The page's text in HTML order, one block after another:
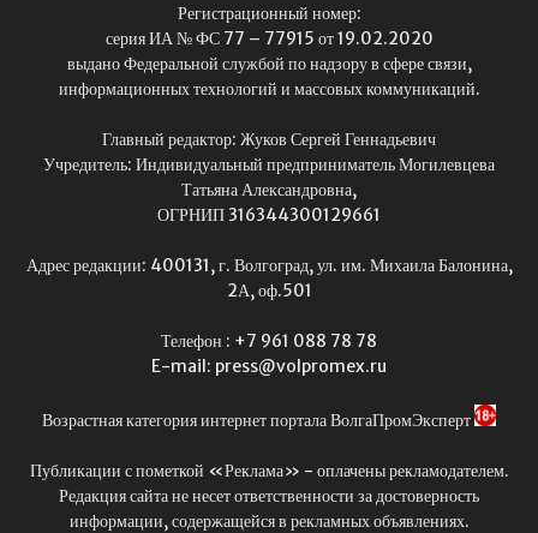
Регистрационный номер:
серия ИА № ФС 77 – 77915 от 19.02.2020
выдано Федеральной службой по надзору в сфере связи,
информационных технологий и массовых коммуникаций.
Главный редактор: Жуков Сергей Геннадьевич
Учредитель: Индивидуальный предприниматель Могилевцева
Татьяна Александровна,
ОГРНИП 316344300129661
Адрес редакции: 400131, г. Волгоград, ул. им. Михаила Балонина,
2А, оф.501
Телефон : +7 961 088 78 78
E-mail: press@volpromex.ru
Возрастная категория интернет портала ВолгаПромЭксперт
Публикации с пометкой «Реклама» - оплачены рекламодателем.
Редакция сайта не несет ответственности за достоверность
информации, содержащейся в рекламных объявлениях.